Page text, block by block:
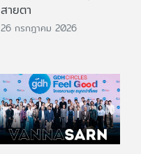
สายตา
26 กรกฎาคม 2026